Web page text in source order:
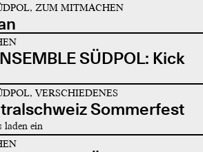
ZUM MITMACHEN
SÜDPOL: Kick
VERSCHIEDENES
Sommerfest
laden ein